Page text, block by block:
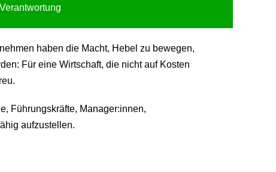
haben die Macht, Hebel zu bewegen,
Für eine Wirtschaft, die nicht auf Kosten
Führungskräfte, Manager:innen,
aufzustellen.